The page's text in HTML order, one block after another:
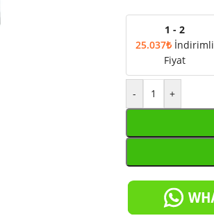
1 - 2
25.037₺ İndirimli
Fiyat
- +